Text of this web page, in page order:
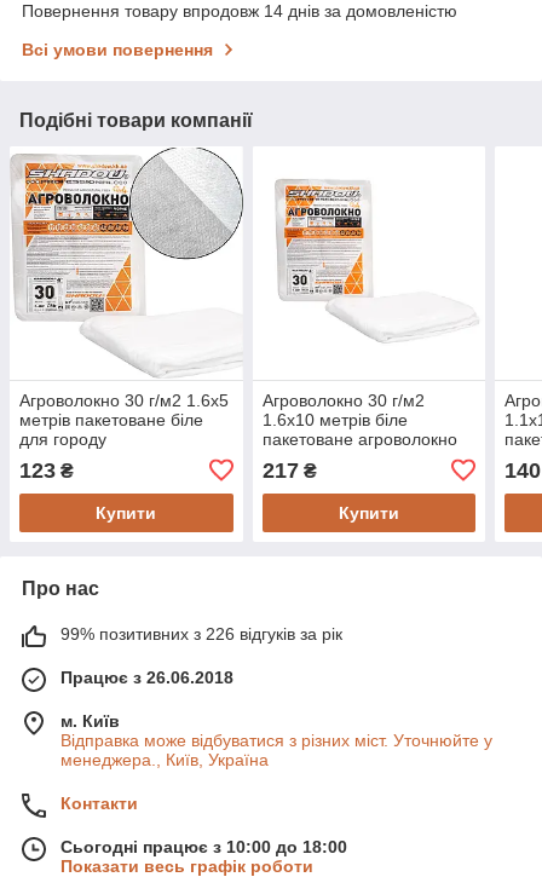
Повернення товару впродовж 14 днів за домовленістю
Всі умови повернення
Подібні товари компанії
Агроволокно 30 г/м2 1.6х5
метрів пакетоване біле
для городу
123 ₴
Купити
Агроволокно 30 г/м2
1.6х10 метрів біле
пакетоване агроволокно
217₴
Купити
140
Про нас
99% позитивних з 226 відгуків за рік
Працює з 26.06.2018
м. Київ
Відправка може відбуватися з різних міст. Уточнюйте у
менеджера., Київ, Україна
Контакти
Сьогодні працює з 10:00 до 18:00
Показати весь графік роботи